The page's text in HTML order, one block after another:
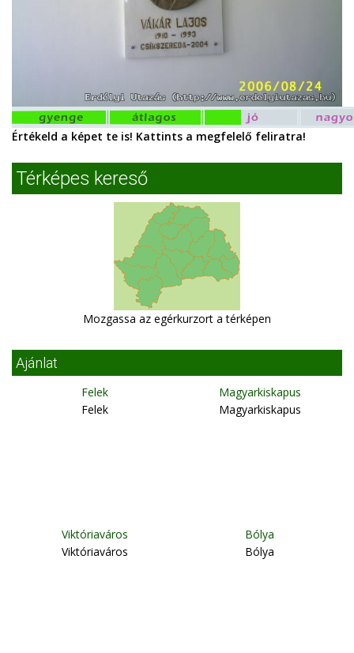
Értékeld a képet te is! Kattints a megfelelő feliratra!
Térképes kereső
Mozgassa az egérkurzort a térképen
Ajánlat
Felek
Felek
Magyarkiskapus
Magyarkiskapus
Viktóriaváros
Viktóriaváros
Bólya
Bólya